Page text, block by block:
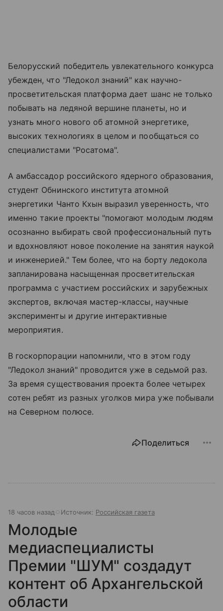
Белорусский победитель увлекательного конкурса
убежден, что "Ледокол знаний" как научно-
просветительская платформа дает шанс не только
побывать на ледяной вершине планеты, но и
узнать много нового об атомной энергетике,
высоких технологиях в целом и пообщаться со
специалистами "Росатома".
А амбассадор российского ядерного образования,
студент Обнинского института атомной
энергетики Чанто Кхын выразил уверенность, что
именно такие проекты "помогают молодым людям
осознанно выбирать свой профессиональный путь
и вдохновляют новое поколение на занятия наукой
и инженерией." Тем более, что на борту ледокола
запланирована насыщенная просветительская
программа с участием российских и зарубежных
экспертов, включая мастер-классы, научные
эксперименты и другие интерактивные
мероприятия.
В госкорпорации напомнили, что в этом году
"Ледокол знаний" проводится уже в седьмой раз.
За время существования проекта более четырех
сотен ребят из разных уголков мира уже побывали
на Северном полюсе.
Поделиться
18 часов назад Источник: Российская газета
Молодые
медиаспециалисты
Премии "ШУМ" создадут
контент об Архангельской
области